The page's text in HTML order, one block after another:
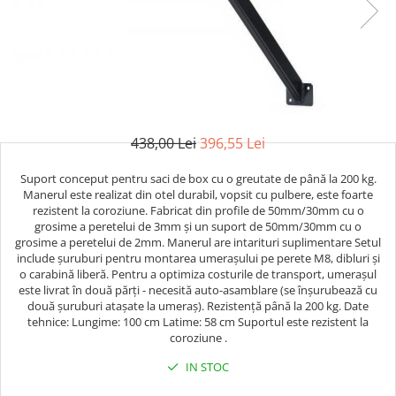
Perne/Echipamente perete
ArteMartiale/Karate/Kickboxing
Kimono / Gi / Dobok Arte Martiale
Tibiere/Glezniere Arte
Martiale/Karate/Kickboxing
Protectii Arte Martiale Karate
Centuri Arte Martiale/Karate
Arme Arte Martiale
Accesorii/Diverse
Corzi/Benzi Elastice/Expandere
Stander/Suport
438,00 Lei396,55 Lei
Suport conceput pentru saci de box cu o greutate de până la 200 kg.
Manerul este realizat din otel durabil, vopsit cu pulbere, este foarte
rezistent la coroziune. Fabricat din profile de 50mm/30mm cu o
grosime a peretelui de 3mm și un suport de 50mm/30mm cu o
grosime a peretelui de 2mm. Manerul are intarituri suplimentare Setul
include șuruburi pentru montarea umerașului pe perete M8, dibluri și
o carabină liberă. Pentru a optimiza costurile de transport, umerașul
este livrat în două părți - necesită auto-asamblare (se înșurubează cu
două șuruburi atașate la umeraș). Rezistență până la 200 kg. Date
tehnice: Lungime: 100 cm Latime: 58 cm Suportul este rezistent la
coroziune .
IN STOC